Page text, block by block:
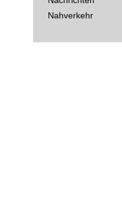
Nahverkehr